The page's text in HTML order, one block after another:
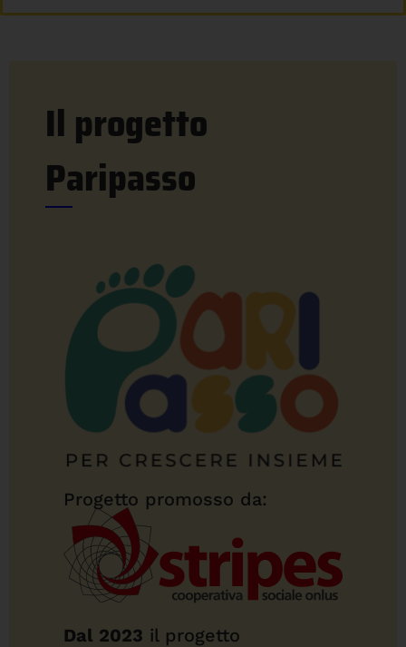
Il progetto
Paripasso
Progetto promosso da:
Dal 2023 il progetto